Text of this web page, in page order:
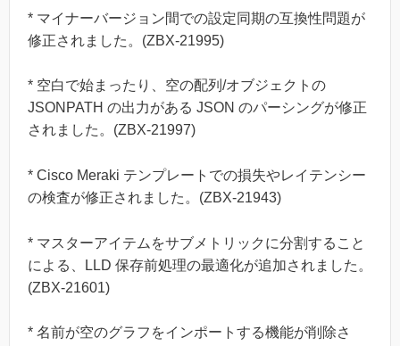
* マイナーバージョン間での設定同期の互換性問題が
修正されました。(ZBX-21995)
* 空白で始まったり、空の配列/オブジェクトの
JSONPATH の出力がある JSON のパーシングが修正
されました。(ZBX-21997)
* Cisco Meraki テンプレートでの損失やレイテンシー
の検査が修正されました。(ZBX-21943)
* マスターアイテムをサブメトリックに分割すること
による、LLD 保存前処理の最適化が追加されました。
(ZBX-21601)
* 名前が空のグラフをインポートする機能が削除さ